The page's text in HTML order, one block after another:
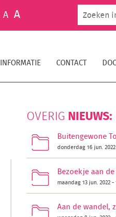
A A
INFORMATIE CONTACT
OVERIG NIEUWS:
Buitengewone
donderdag 16 jun.
Bezoekje aan
maandag 13 jun. 2022 -
Aan de wandel,